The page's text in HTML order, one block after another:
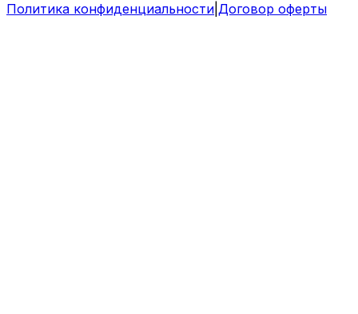
Политика конфиденциальности Договор оферты